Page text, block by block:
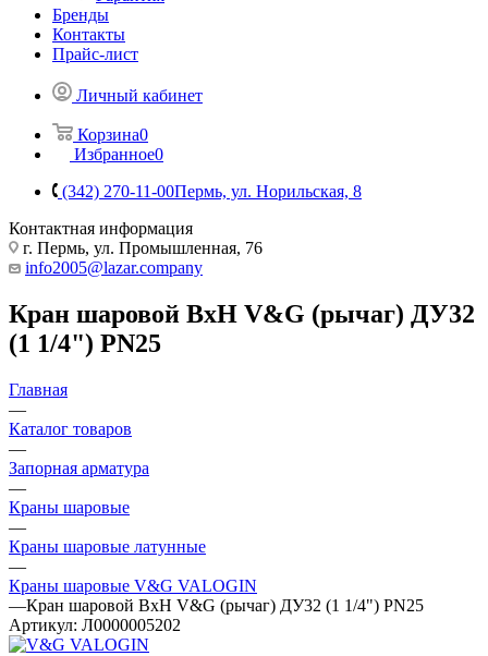
Бренды
Контакты
Прайс-лист
Личный кабинет
Корзина0
Избранное0
(342) 270-11-00Пермь, ул. Норильская, 8
Контактная информация
г. Пермь, ул. Промышленная, 76
info2005@lazar.company
Кран шаровой ВхН V&G (рычаг) ДУ32
(1 1/4") PN25
Главная
—
Каталог товаров
—
Запорная арматура
—
Краны шаровые
—
Краны шаровые латунные
—
Краны шаровые V&G VALOGIN
—Кран шаровой ВхН V&G (рычаг) ДУ32 (1 1/4") PN25
Артикул: Л0000005202